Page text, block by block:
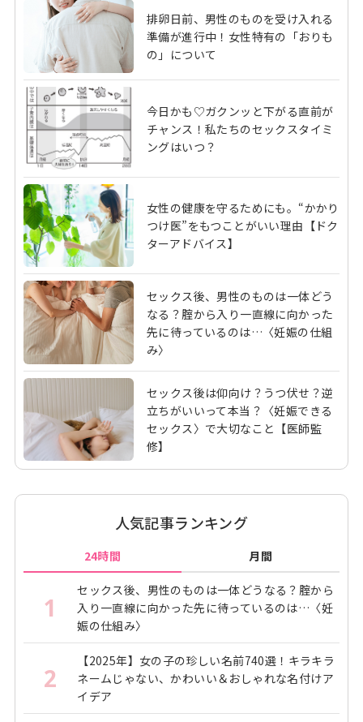
排卵日前、男性のものを受け入れる
準備が進行中！女性特有の「おりも
の」について
今日かも♡ガクンッと下がる直前が
チャンス！私たちのセックスタイミ
ングはいつ？
女性の健康を守るためにも。“かかり
つけ医”をもつことがいい理由【ドク
ターアドバイス】
セックス後、男性のものは一体どう
なる？腟から入り一直線に向かった
先に待っているのは…〈妊娠の仕組
み〉
セックス後は仰向け？うつ伏せ？逆
立ちがいいって本当？〈妊娠できる
セックス〉で大切なこと【医師監
修】
人気記事ランキング
24時間 月間
1
セックス後、男性のものは一体どうなる？腟から
入り一直線に向かった先に待っているのは…〈妊
娠の仕組み〉
2
【2025年】女の子の珍しい名前740選！キラキラ
ネームじゃない、かわいい＆おしゃれな名付けア
イデア